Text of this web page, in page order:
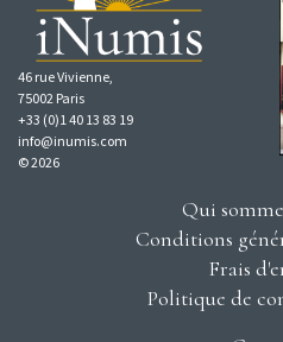
46 rue Vivienne,
75002 Paris
+33 (0)1 40 13 83 19
info@inumis.com
© 2026
Qui
Conditions
Frais
Politique de